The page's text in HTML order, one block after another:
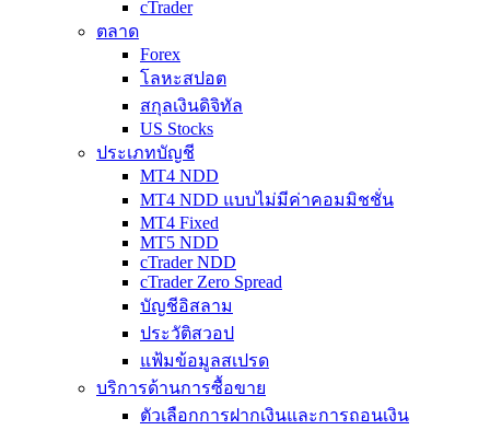
cTrader
ตลาด
Forex
โลหะสปอต
สกุลเงินดิจิทัล
US Stocks
ประเภทบัญชี
MT4 NDD
MT4 NDD แบบไม่มีค่าคอมมิชชั่น
MT4 Fixed
MT5 NDD
cTrader NDD
cTrader Zero Spread
บัญชีอิสลาม
ประวัติสวอป
แฟ้มข้อมูลสเปรด
บริการด้านการซื้อขาย
ตัวเลือกการฝากเงินและการถอนเงิน